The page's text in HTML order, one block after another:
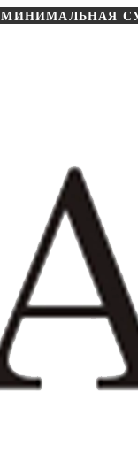
МИНИМАЛЬНАЯ